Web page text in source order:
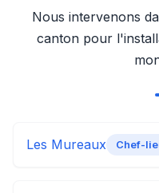
Nous intervenons
canton pour
Les Mureaux Chef-